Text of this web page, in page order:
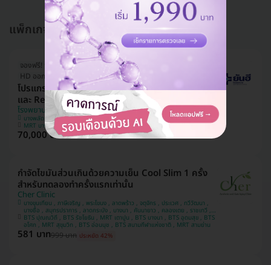
แพ็กเกจอื่นใน ดูด-สลายไขมัน
จองฟรี! จ่ายทีหลัง
HD ออกค่าประเมินให้! สูงสุด 1500 บ.
โปรแกรมดูดไขมันและกระชับผิวหนัง ด้วยเครื่อง PAL
และ Renuvion บริเวณท้องด้านล่าง 1 ครั้ง
โรงพยาบาลยันฮี
บางพลัด
MRT บางอ้อ
70,000 บาท
กำจัดไขมันส่วนเกินด้วยความเย็น Cool Slim 1 ครั้ง
สำหรับทดลองทำครั้งแรกเท่านั้น
Cher Clinic
บางขุนเทียน , ภาษีเจริญ , พระโขนง , ลาดพร้าว , จตุจักร , ประเวศ , ทวีวัฒนา ,
บางซื่อ , สมุทรปราการ , ลาดกระบัง , บางนา , คันนายาว , คลองเตย , ราชเทวี ,
ปทุมวัน , บางแค
BTS ปุณณวิถี , BTS รัชโยธิน , MRT เตาปูน , BTS บางนา , BTS อุดมสุข , BTS
อโศก , MRT สุขุมวิท , BTS อ่อนนุช , BTS สนามกีฬาแห่งชาติ , MRT สามย่าน
581 บาท999 บาท ประหยัด 42%